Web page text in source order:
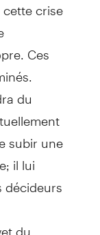
Ces
du
subir une
il lui
du